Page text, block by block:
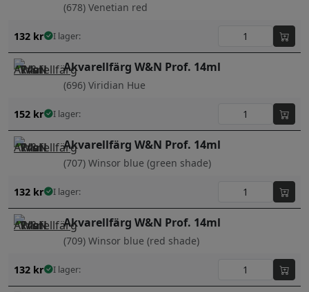
(678) Venetian red
132 kr I lager:
Akvarellfärg W&N Prof. 14ml
(696) Viridian Hue
152 kr I lager:
Akvarellfärg W&N Prof. 14ml
(707) Winsor blue (green shade)
132 kr I lager:
Akvarellfärg W&N Prof. 14ml
(709) Winsor blue (red shade)
132 kr I lager: